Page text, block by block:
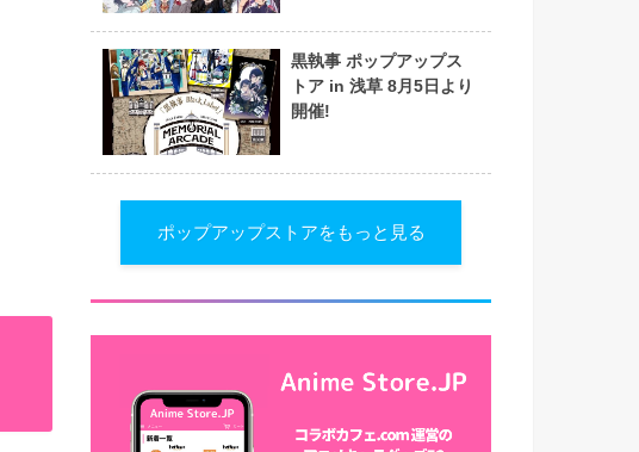
黒執事 ポップアップス
トア in 浅草 8月5日より
開催!
ポップアップストアをもっと見る